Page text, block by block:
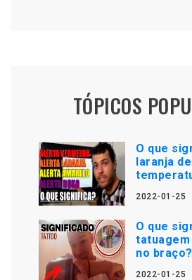
TÓPICOS
O que
laranja
2022-01-25
O que
tatuagem
no braço?
2022-01-25